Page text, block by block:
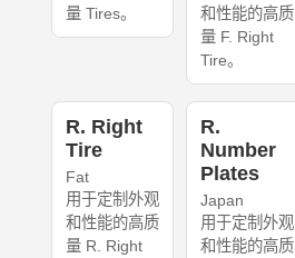
量 Tires。
和性能的高质
量 F. Right
Tire。
R. Right
Tire
Fat
用于定制外观
和性能的高质
量 R. Right
R.
Number
Plates
Japan
用于定制外观
和性能的高质